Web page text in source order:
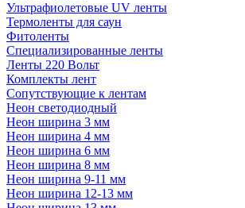
Ультрафиолетовые UV ленты
Термоленты для саун
Фитоленты
Специализированные ленты
Ленты 220 Вольт
Комплекты лент
Сопутствующие к лентам
Неон светодиодный
Неон ширина 3 мм
Неон ширина 4 мм
Неон ширина 6 мм
Неон ширина 8 мм
Неон ширина 9-11 мм
Неон ширина 12-13 мм